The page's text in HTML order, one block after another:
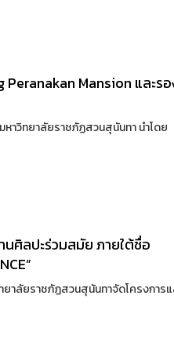
Mansion และร
าวิทยาลัยราชภัฏสวนสุนันทา นำโดย
ศิลปะร่วมสมัย ภายใต้ชื่อ
าลัยราชภัฏสวนสุนันทาจัดโครงการ